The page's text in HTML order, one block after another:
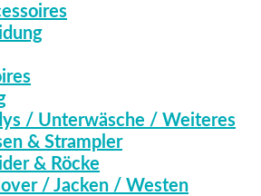
/ Unterwäsche / Weiteres
& Strampler
& Röcke
/ Jacken / Westen